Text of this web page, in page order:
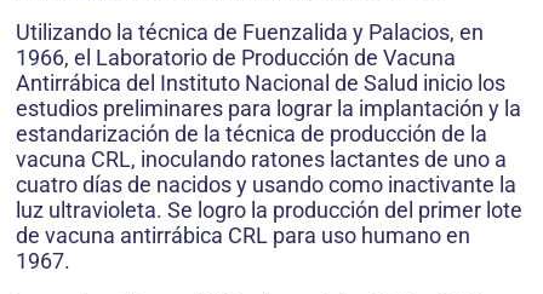
Utilizando la técnica de Fuenzalida y Palacios, en
1966, el Laboratorio de Producción de Vacuna
Antirrábica del Instituto Nacional de Salud inicio los
estudios preliminares para lograr la implantación y la
estandarización de la técnica de producción de la
vacuna CRL, inoculando ratones lactantes de uno a
cuatro días de nacidos y usando como inactivante la
luz ultravioleta. Se logro la producción del primer lote
de vacuna antirrábica CRL para uso humano en
1967.